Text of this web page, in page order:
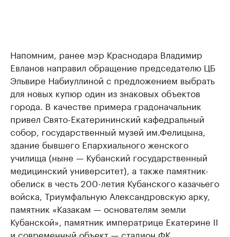
Напомним, ранее мэр Краснодара Владимир
Евланов направил обращение председателю ЦБ
Эльвире Набиуллиной с предложением выбрать
для новых купюр один из знаковых объектов
города. В качестве примера градоначальник
привел Свято-Екатерининский кафедральный
собор, государственный музей им.Фелицына,
здание бывшего Епархиального женского
училища (ныне — Кубанский государственный
медицинский университет), а также памятник-
обелиск в честь 200-летия Кубанского казачьего
войска, Триумфальную Александровскую арку,
памятник «Казакам — основателям земли
Кубанской», памятник императрице Екатерине II
и современный объект — стадион ФК